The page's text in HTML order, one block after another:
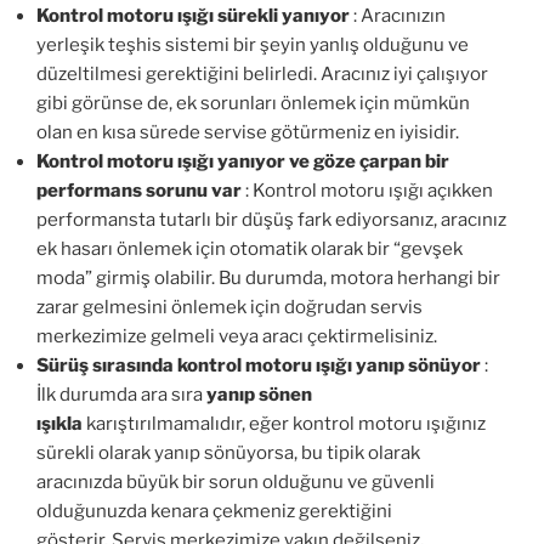
Kontrol motoru ışığı sürekli yanıyor: Aracınızın
yerleşik teşhis sistemi bir şeyin yanlış olduğunu ve
düzeltilmesi gerektiğini belirledi. Aracınız iyi çalışıyor
gibi görünse de, ek sorunları önlemek için mümkün
olan en kısa sürede servise götürmeniz en iyisidir.
Kontrol motoru ışığı yanıyor ve göze çarpan bir
performans sorunu var: Kontrol motoru ışığı açıkken
performansta tutarlı bir düşüş fark ediyorsanız, aracınız
ek hasarı önlemek için otomatik olarak bir “gevşek
moda” girmiş olabilir. Bu durumda, motora herhangi bir
zarar gelmesini önlemek için doğrudan servis
merkezimize gelmeli veya aracı çektirmelisiniz.
Sürüş sırasında kontrol motoru ışığı yanıp sönüyor:
İlk durumda ara sırayanıp sönen
ışıkla karıştırılmamalıdır, eğer kontrol motoru ışığınız
sürekli olarak yanıp sönüyorsa, bu tipik olarak
aracınızda büyük bir sorun olduğunu ve güvenli
olduğunuzda kenara çekmeniz gerektiğini